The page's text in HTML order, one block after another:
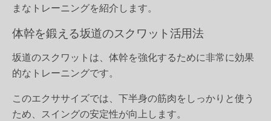
まなトレーニングを紹介します。
体幹を鍛える坂道のスクワット活用法
坂道のスクワットは、体幹を強化するために非常に効果
的なトレーニングです。
このエクササイズでは、下半身の筋肉をしっかりと使う
ため、スイングの安定性が向上します。